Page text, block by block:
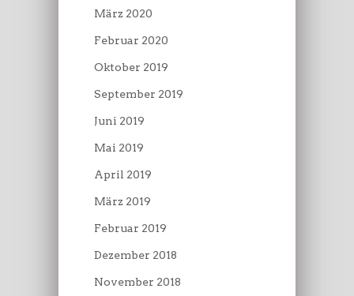
März 2020
Februar 2020
Oktober 2019
September 2019
Juni 2019
Mai 2019
April 2019
März 2019
Februar 2019
Dezember 2018
November 2018